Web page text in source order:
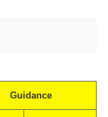
Guidance